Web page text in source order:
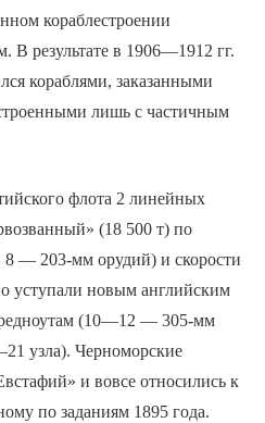
кораблестроении
В результате в 1906—1912 гг.
кораблями, заказанными
лишь с частичным
флота 2 линейных
(18 500 т) по
— 203-мм орудий) и скорости
уступали новым английским
(10—12 — 305-мм
узла). Черноморские
и вовсе относились к
по заданиям 1895 года.